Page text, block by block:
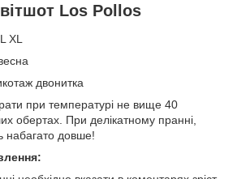
Los Pollos
XL
двонитка
при температурі не вище 40
обертах. При делікатному пранні,
набагато довше!